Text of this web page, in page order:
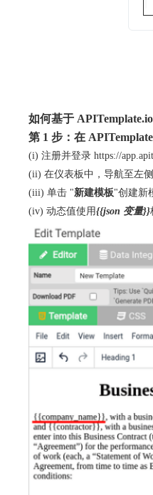
如何基于
第 1 步：在
(i) 注册并登录 https://
(ii) 在仪表板中，导航至左
(iii) 单击 "新建模板"创建新
(iv) 动态值使用{{json 变量}}